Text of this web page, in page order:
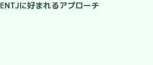
ENTJに好まれるアプローチ